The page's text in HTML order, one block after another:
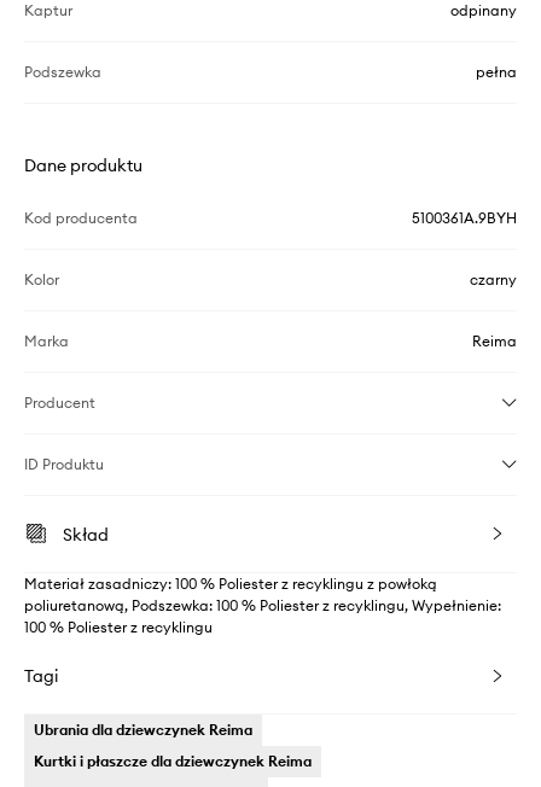
Kaptur odpinany
Podszewka pełna
Dane produktu
Kod producenta 5100361A.9BYH
Kolor czarny
Marka Reima
Producent
ID Produktu
Skład
Materiał zasadniczy: 100 % Poliester z recyklingu z powłoką
poliuretanową, Podszewka: 100 % Poliester z recyklingu, Wypełnienie:
100 % Poliester z recyklingu
Tagi
Ubrania dla dziewczynek Reima
Kurtki i płaszcze dla dziewczynek Reima